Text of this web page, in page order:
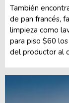
También
de pan francés,
limpieza como
para piso $60
del productor al